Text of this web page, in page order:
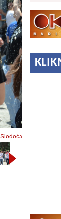
Sledeća